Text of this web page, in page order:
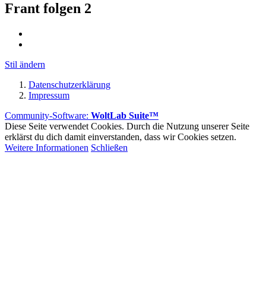
Frant folgen 2
Stil ändern
Datenschutzerklärung
Impressum
Community-Software: WoltLab Suite™
Diese Seite verwendet Cookies. Durch die Nutzung unserer Seite
erklärst du dich damit einverstanden, dass wir Cookies setzen.
Weitere Informationen Schließen